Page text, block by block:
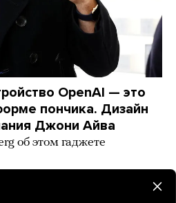
OpenAI — это
пончика. Дизайн
Джони Айва
об этом гаджете